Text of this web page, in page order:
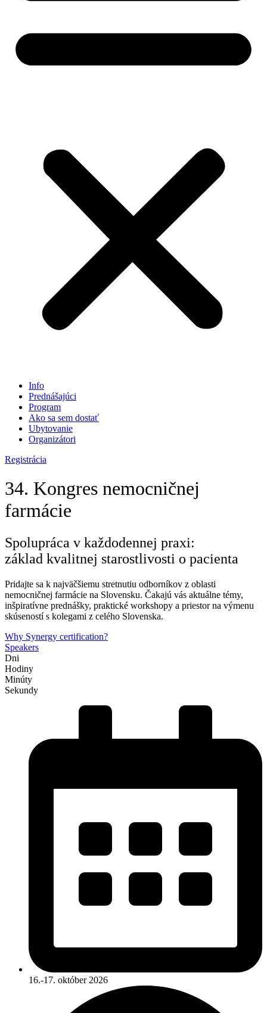
Info
Prednášajúci
Program
Ako sa sem dostať
Ubytovanie
Organizátori
Registrácia
34. Kongres nemocničnej
farmácie
Spolupráca v každodennej praxi:
základ kvalitnej starostlivosti o pacienta
Pridajte sa k najväčšiemu stretnutiu odborníkov z oblasti
nemocničnej farmácie na Slovensku. Čakajú vás aktuálne témy,
inšpiratívne prednášky, praktické workshopy a priestor na výmenu
skúseností s kolegami z celého Slovenska.
Why Synergy certification?
Speakers
Dni
Hodiny
Minúty
Sekundy
16.-17. október 2026